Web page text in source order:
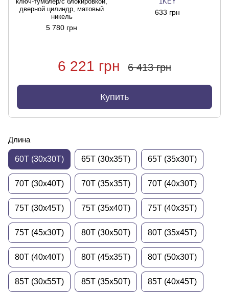
дверной цилиндр, матовый
никель
5 780 грн
633 грн
6 221 грн 6 413 грн
Купить
Длина
60T (30x30T) 65T (30x35T) 65T (35x30T)
70T (30x40T) 70T (35x35T) 70T (40x30T)
75T (30x45T) 75T (35x40T) 75T (40x35T)
75T (45x30T) 80T (30x50T) 80T (35x45T)
80T (40x40T) 80T (45x35T) 80T (50x30T)
85T (30x55T) 85T (35x50T) 85T (40x45T)